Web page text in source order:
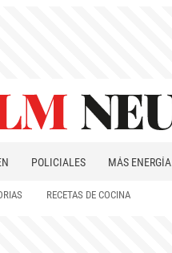
POLICIALES MÁS ENERGÍA
RECETAS DE COCINA